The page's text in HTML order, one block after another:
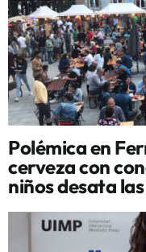
Polémica en
cerveza con
niños desata